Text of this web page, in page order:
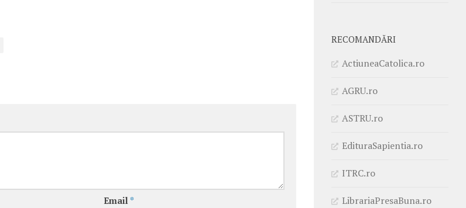
Email *
RECOMANDĂRI
ActiuneaCatolica.ro
AGRU.ro
ASTRU.ro
EdituraSapientia.ro
ITRC.ro
LibrariaPresaBuna.ro